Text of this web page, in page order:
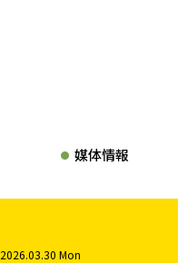
媒体情報
2026.03.30 Mon